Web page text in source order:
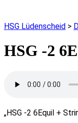
HSG Lüdenscheid >
HSG -2
„HSG -2 6Equil +